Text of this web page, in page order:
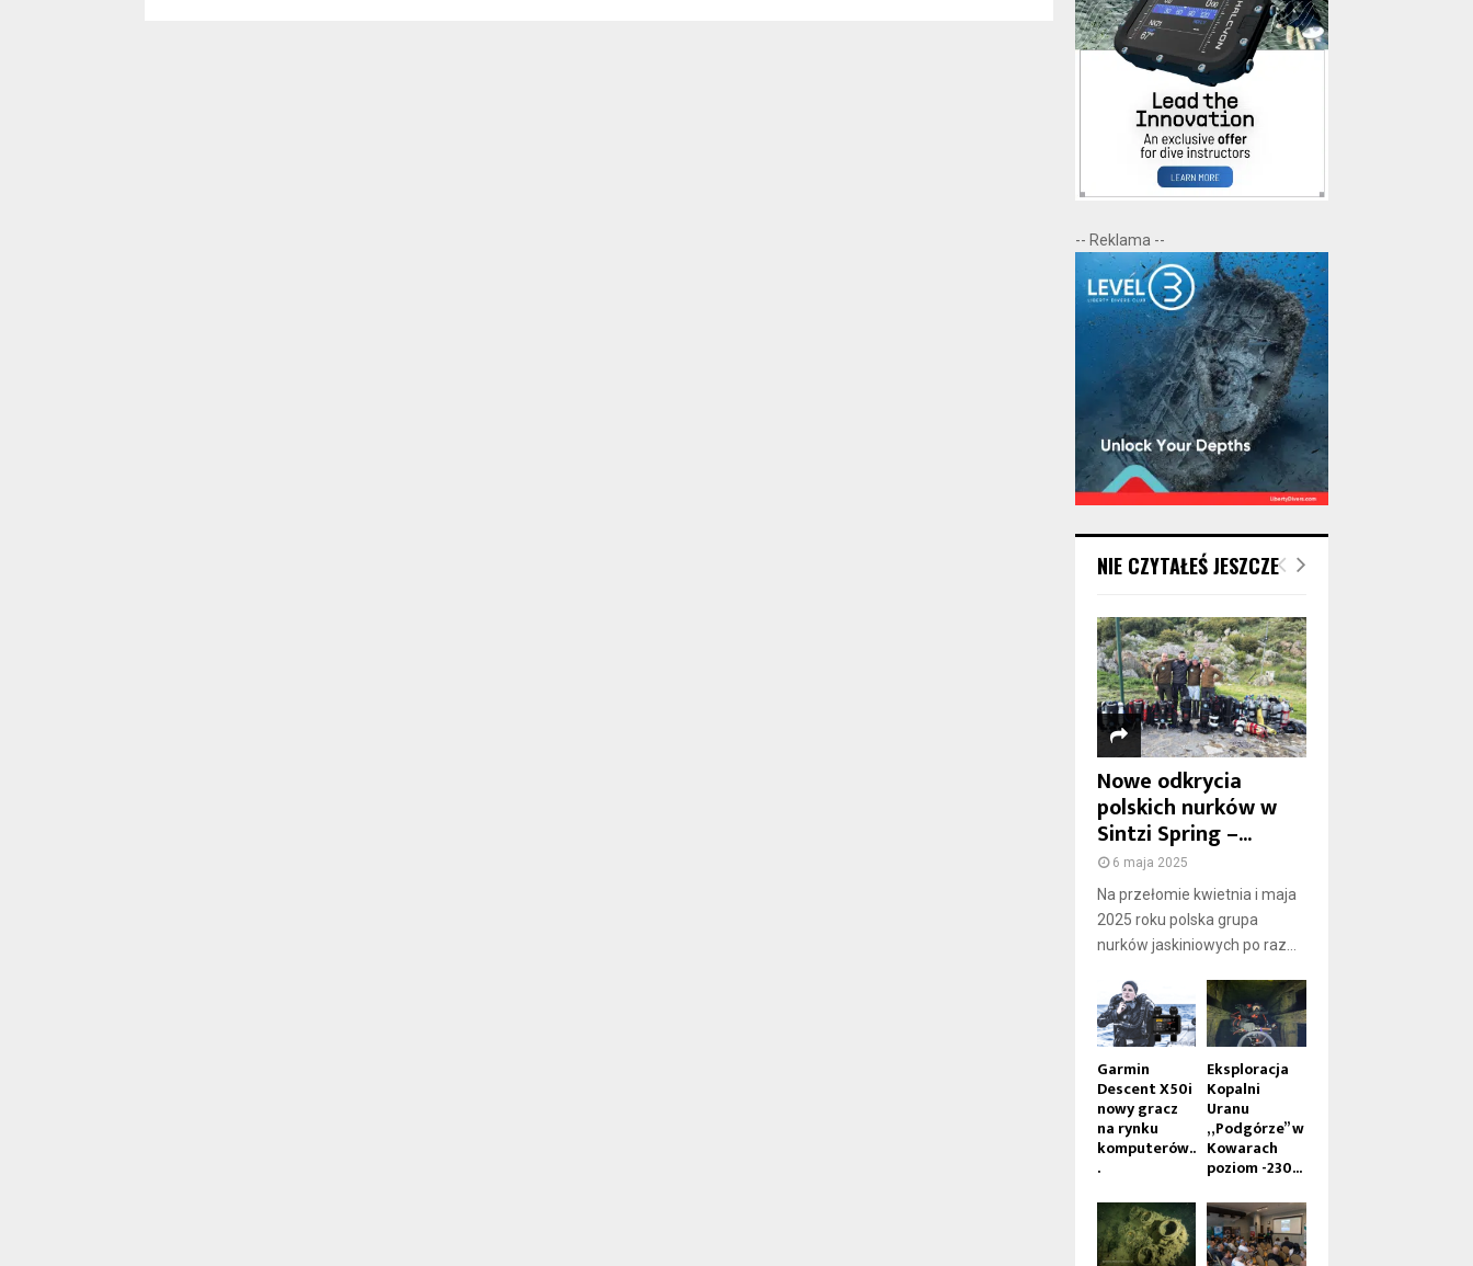
-- Reklama --
NIE CZYTAŁEŚ JESZCZE
Nowe odkrycia
polskich nurków w
Sintzi Spring –...
6 maja 2025
Na przełomie kwietnia i maja
2025 roku polska grupa
nurków jaskiniowych po raz...
Garmin
Descent X50i
nowy gracz
na rynku
komputerów..
.
Eksploracja
Kopalni
Uranu
„Podgórze” w
Kowarach
poziom -230...